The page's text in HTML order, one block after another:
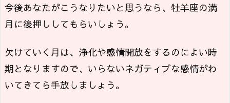
今後あなたがこうなりたいと思うなら、牡羊座の満
月に後押ししてもらいしょう。
欠けていく月は、浄化や感情開放をするのによい時
期となりますので、いらないネガティブな感情がわ
いてきてら手放しましょう。